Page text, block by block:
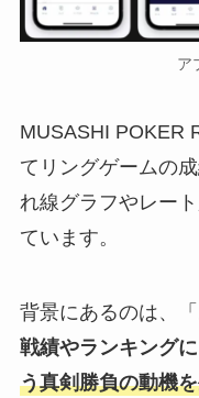
ア
MUSASHI POKER
てリングゲームの
れ線グラフやレー
ています。
背景にあるのは、
戦績やランキング
う真剣勝負の動機